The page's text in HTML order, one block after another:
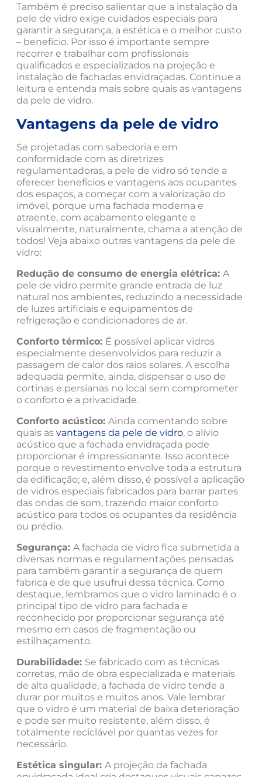
Também é preciso salientar que a instalação da
pele de vidro exige cuidados especiais para
garantir a segurança, a estética e o melhor custo
– benefício. Por isso é importante sempre
recorrer e trabalhar com profissionais
qualificados e especializados na projeção e
instalação de fachadas envidraçadas. Continue a
leitura e entenda mais sobre quais as vantagens
da pele de vidro.
Vantagens da pele de vidro
Se projetadas com sabedoria e em
conformidade com as diretrizes
regulamentadoras, a pele de vidro só tende a
oferecer benefícios e vantagens aos ocupantes
dos espaços, a começar com a valorização do
imóvel, porque uma fachada moderna e
atraente, com acabamento elegante e
visualmente, naturalmente, chama a atenção de
todos! Veja abaixo outras vantagens da pele de
vidro:
Redução de consumo de energia elétrica: A
pele de vidro permite grande entrada de luz
natural nos ambientes, reduzindo a necessidade
de luzes artificiais e equipamentos de
refrigeração e condicionadores de ar.
Conforto térmico: É possível aplicar vidros
especialmente desenvolvidos para reduzir a
passagem de calor dos raios solares. A escolha
adequada permite, ainda, dispensar o uso de
cortinas e persianas no local sem comprometer
o conforto e a privacidade.
Conforto acústico: Ainda comentando sobre
quais as vantagens da pele de vidro, o alívio
acústico que a fachada envidraçada pode
proporcionar é impressionante. Isso acontece
porque o revestimento envolve toda a estrutura
da edificação; e, além disso, é possível a aplicação
de vidros especiais fabricados para barrar partes
das ondas de som, trazendo maior conforto
acústico para todos os ocupantes da residência
ou prédio.
Segurança: A fachada de vidro fica submetida a
diversas normas e regulamentações pensadas
para também garantir a segurança de quem
fabrica e de que usufrui dessa técnica. Como
destaque, lembramos que o vidro laminado é o
principal tipo de vidro para fachada e
reconhecido por proporcionar segurança até
mesmo em casos de fragmentação ou
estilhaçamento.
Durabilidade: Se fabricado com as técnicas
corretas, mão de obra especializada e materiais
de alta qualidade, a fachada de vidro tende a
durar por muitos e muitos anos. Vale lembrar
que o vidro é um material de baixa deterioração
e pode ser muito resistente, além disso, é
totalmente reciclável por quantas vezes for
necessário.
Estética singular: A projeção da fachada